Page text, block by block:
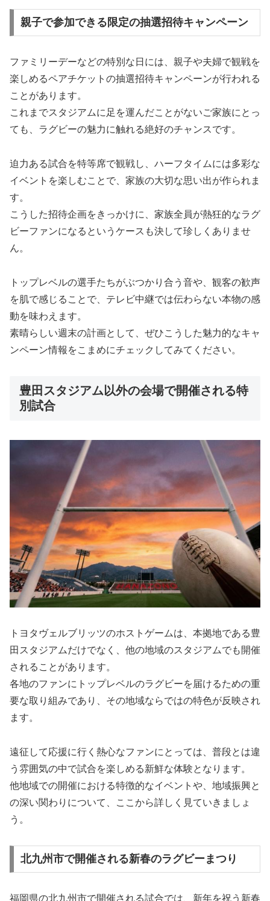
親子で参加できる限定の抽選招待キャンペーン
ファミリーデーなどの特別な日には、親子や夫婦で観戦を
楽しめるペアチケットの抽選招待キャンペーンが行われる
ことがあります。
これまでスタジアムに足を運んだことがないご家族にとっ
ても、ラグビーの魅力に触れる絶好のチャンスです。
迫力ある試合を特等席で観戦し、ハーフタイムには多彩な
イベントを楽しむことで、家族の大切な思い出が作られま
す。
こうした招待企画をきっかけに、家族全員が熱狂的なラグ
ビーファンになるというケースも決して珍しくありませ
ん。
トップレベルの選手たちがぶつかり合う音や、観客の歓声
を肌で感じることで、テレビ中継では伝わらない本物の感
動を味わえます。
素晴らしい週末の計画として、ぜひこうした魅力的なキャ
ンペーン情報をこまめにチェックしてみてください。
豊田スタジアム以外の会場で開催される特
別試合
トヨタヴェルブリッツのホストゲームは、本拠地である豊
田スタジアムだけでなく、他の地域のスタジアムでも開催
されることがあります。
各地のファンにトップレベルのラグビーを届けるための重
要な取り組みであり、その地域ならではの特色が反映され
ます。
遠征して応援に行く熱心なファンにとっては、普段とは違
う雰囲気の中で試合を楽しめる新鮮な体験となります。
他地域での開催における特徴的なイベントや、地域振興と
の深い関わりについて、ここから詳しく見ていきましょ
う。
北九州市で開催される新春のラグビーまつり
福岡県の北九州市で開催される試合では、新年を祝う新春